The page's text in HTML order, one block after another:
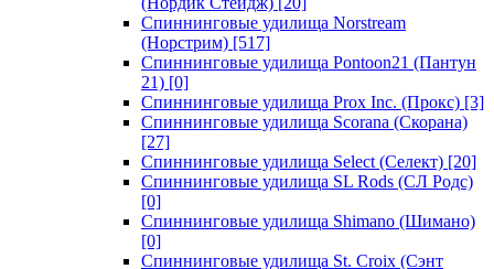
Спиннинговые удилища Norstream
(Норстрим) [517]
Спиннинговые удилища Pontoon21 (Пантун
21) [0]
Спиннинговые удилища Prox Inc. (Прокс) [3]
Спиннинговые удилища Scorana (Скорана)
[27]
Спиннинговые удилища Select (Селект) [20]
Спиннинговые удилища SL Rods (СЛ Родс)
[0]
Спиннинговые удилища Shimano (Шимано)
[0]
Спиннинговые удилища St. Croix (Сэнт